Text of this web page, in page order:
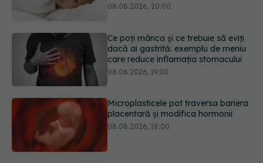
08.08.2026, 19:00
Microplasticele pot traversa bariera
placentară și modifica hormonii
08.08.2026, 18:00
Trucul genial cu ceai negru pentru
păr. Tot mai multe femei îl adoră
08.08.2026, 17:00